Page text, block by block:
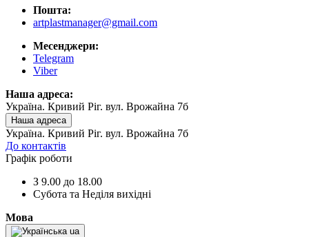
Пошта:
artplastmanager@gmail.com
Месенджери:
Telegram
Viber
Наша адреса:
Україна. Кривий Ріг. вул. Врожайна 7б
Наша адреса
Україна. Кривий Ріг. вул. Врожайна 7б
До контактів
Графік роботи
З 9.00 до 18.00
Субота та Неділя вихідні
Мова
ua